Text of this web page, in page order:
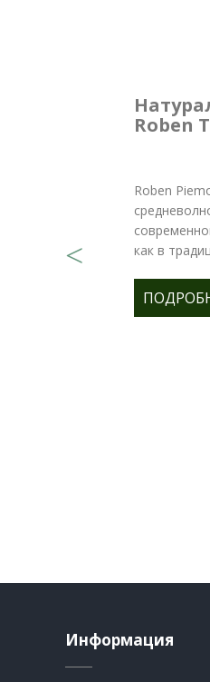
Roben
Roben
как в
Информация